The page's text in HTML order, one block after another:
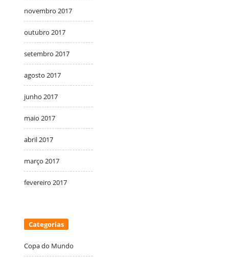
novembro 2017
outubro 2017
setembro 2017
agosto 2017
junho 2017
maio 2017
abril 2017
março 2017
fevereiro 2017
Categorias
Copa do Mundo